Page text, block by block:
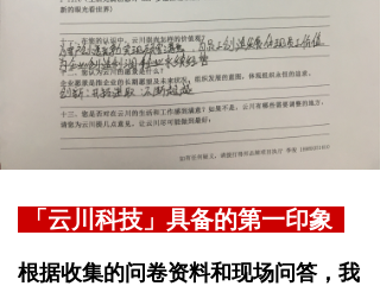
「云川科技」具备的第一印象
根据收集的问卷资料和现场问答，我